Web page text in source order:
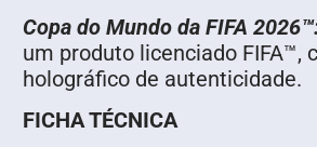
Copa do Mundo da FIFA
um produto licenciado FIFA™,
holográfico de autenticidade.
FICHA TÉCNICA